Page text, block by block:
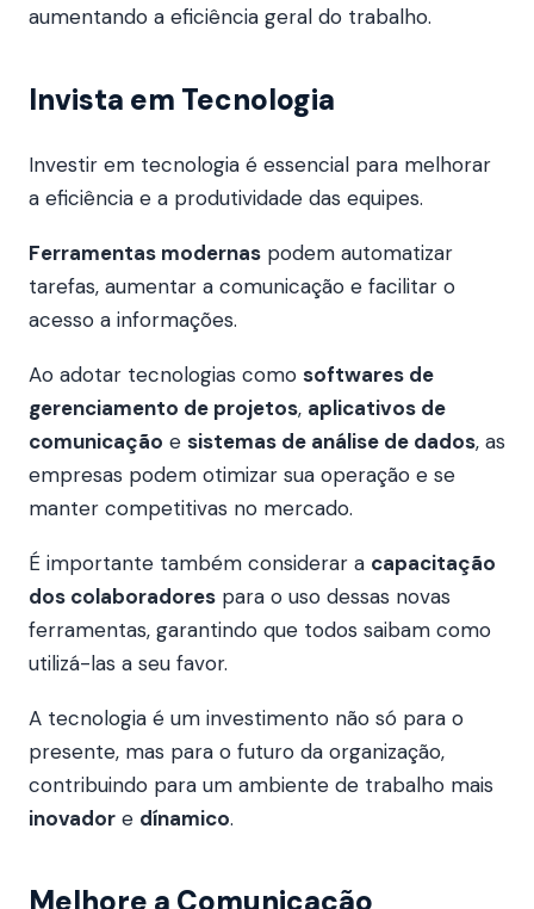
aumentando a eficiência geral do trabalho.
Invista em Tecnologia
Investir em tecnologia é essencial para melhorar
a eficiência e a produtividade das equipes.
Ferramentas modernas podem automatizar
tarefas, aumentar a comunicação e facilitar o
acesso a informações.
Ao adotar tecnologias como softwares de
gerenciamento de projetos, aplicativos de
comunicação e sistemas de análise de dados, as
empresas podem otimizar sua operação e se
manter competitivas no mercado.
É importante também considerar a capacitação
dos colaboradores para o uso dessas novas
ferramentas, garantindo que todos saibam como
utilizá-las a seu favor.
A tecnologia é um investimento não só para o
presente, mas para o futuro da organização,
contribuindo para um ambiente de trabalho mais
inovador e dínamico.